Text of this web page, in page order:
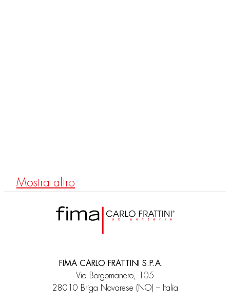
Mostra altro
FIMA CARLO FRATTINI S.P.A.
Via Borgomanero, 105
28010 Briga Novarese (NO) – Italia